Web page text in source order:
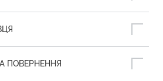
ПОВЕРНЕННЯ